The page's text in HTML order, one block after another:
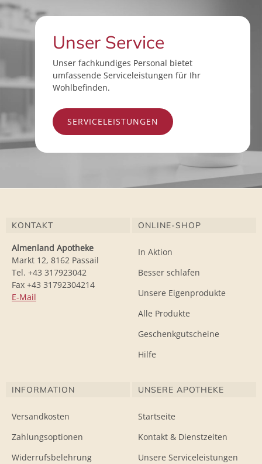
Unser Service
Unser fachkundiges Personal bietet
umfassende Serviceleistungen für Ihr
Wohlbefinden.
SERVICELEISTUNGEN
KONTAKT
Almenland Apotheke
Markt 12, 8162 Passail
Tel. +43 317923042
Fax +43 31792304214
E-Mail
ONLINE-SHOP
In Aktion
Besser schlafen
Unsere Eigenprodukte
Alle Produkte
Geschenkgutscheine
Hilfe
INFORMATION
Versandkosten
Zahlungsoptionen
Widerrufsbelehrung
UNSERE APOTHEKE
Startseite
Kontakt & Dienstzeiten
Unsere Serviceleistungen